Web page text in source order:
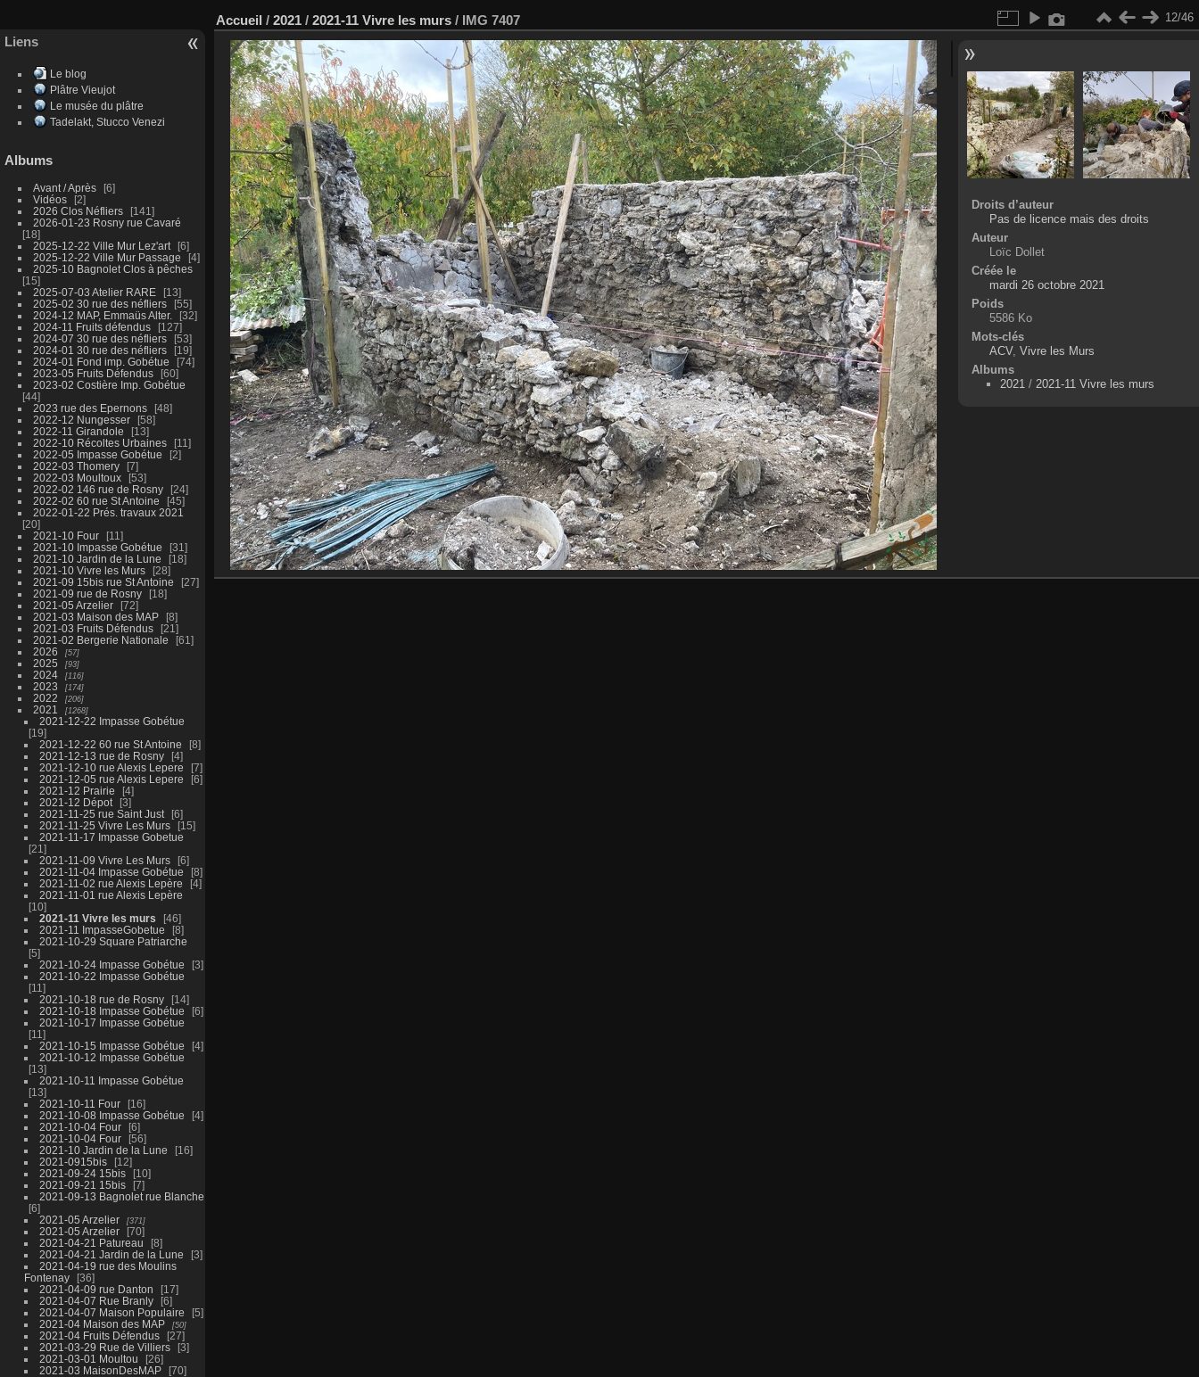
Liens
Le blog
Plâtre Vieujot
Le musée du plâtre
Tadelakt, Stucco Venezi
Albums
Avant / Après
6
Vidéos
2
2026 Clos Néfliers
141
2026-01-23 Rosny rue Cavaré
18
2025-12-22 Ville Mur Lez'art
6
2025-12-22 Ville Mur Passage
4
2025-10 Bagnolet Clos à pêches
15
2025-07-03 Atelier RARE
13
2025-02 30 rue des néfliers
55
2024-12 MAP, Emmaüs Alter.
32
2024-11 Fruits défendus
127
2024-07 30 rue des néfliers
53
2024-01 30 rue des néfliers
19
2024-01 Fond imp. Gobétue
74
2023-05 Fruits Défendus
60
2023-02 Costière Imp. Gobétue
44
2023 rue des Epernons
48
2022-12 Nungesser
58
2022-11 Girandole
13
2022-10 Récoltes Urbaines
11
2022-05 Impasse Gobétue
2
2022-03 Thomery
7
2022-03 Moultoux
53
2022-02 146 rue de Rosny
24
2022-02 60 rue St Antoine
45
2022-01-22 Prés. travaux 2021
20
2021-10 Four
11
2021-10 Impasse Gobétue
31
2021-10 Jardin de la Lune
18
2021-10 Vivre les Murs
28
2021-09 15bis rue St Antoine
27
2021-09 rue de Rosny
18
2021-05 Arzelier
72
2021-03 Maison des MAP
8
2021-03 Fruits Défendus
21
2021-02 Bergerie Nationale
61
2026
57
2025 93
2024 116
2023 174
2022 206
2021 1268
2021-12-22 Impasse Gobétue
19
2021-12-22 60 rue St Antoine
8
2021-12-13 rue de Rosny
4
2021-12-10 rue Alexis Lepere
7
2021-12-05 rue Alexis Lepere
6
2021-12 Prairie
4
2021-12 Dépot
3
2021-11-25 rue Saint Just
6
2021-11-25 Vivre Les Murs
15
2021-11-17 Impasse Gobetue
21
2021-11-09 Vivre Les Murs
6
2021-11-04 Impasse Gobétue
8
2021-11-02 rue Alexis Lepère
4
2021-11-01 rue Alexis Lepère
10
2021-11 Vivre les murs
46
2021-11 ImpasseGobetue
8
2021-10-29 Square Patriarche
5
2021-10-24 Impasse Gobétue
3
2021-10-22 Impasse Gobétue
11
2021-10-18 rue de Rosny
14
2021-10-18 Impasse Gobétue
6
2021-10-17 Impasse Gobétue
11
2021-10-15 Impasse Gobétue
4
2021-10-12 Impasse Gobétue
13
2021-10-11 Impasse Gobétue
13
2021-10-11 Four
16
2021-10-08 Impasse Gobétue
4
2021-10-04 Four
6
2021-10-04 Four
56
2021-10 Jardin de la Lune
16
2021-0915bis
12
2021-09-24 15bis
10
2021-09-21 15bis
7
2021-09-13 Bagnolet rue Blanche
6
2021-05 Arzelier
371
2021-05 Arzelier
70
2021-04-21 Patureau
8
2021-04-21 Jardin de la Lune
3
2021-04-19 rue des Moulins
Fontenay
36
2021-04-09 rue Danton
17
2021-04-07 Rue Branly
6
2021-04-07 Maison Populaire
5
2021-04 Maison des MAP
50
2021-04 Fruits Défendus
27
2021-03-29 Rue de Villiers
3
2021-03-01 Moultou
26
2021-03 MaisonDesMAP
70
Accueil / 2021 / 2021-11 Vivre les murs / IMG 7407 12/46
Droits d’auteur
Pas de licence mais des droits
Auteur
Loïc Dollet
Créée le
mardi 26 octobre 2021
Poids
5586 Ko
Mots-clés
ACV, Vivre les Murs
Albums
2021 /2021-11 Vivre les murs